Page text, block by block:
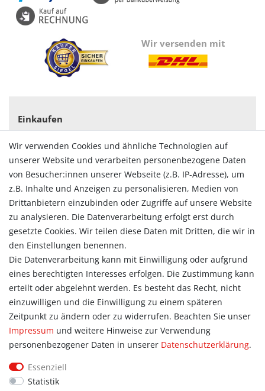
Wir versenden mit
Einkaufen
Versandarten & -kosten
Widerrufsrecht
Vertrag widerrufen
Konto
Login
Registrieren
Warenkorb
Zur Kasse
Allgemein
Kontakt
Datenschutzerklärung
AGB
Impressum
Informationen für Vereine
Informationen zur Beflockung
Wir verwenden Cookies und ähnliche Technologien auf
unserer Website und verarbeiten personenbezogene Daten
von Besucher:innen unserer Webseite (z.B. IP-Adresse), um
z.B. Inhalte und Anzeigen zu personalisieren, Medien von
Drittanbietern einzubinden oder Zugriffe auf unsere Website
zu analysieren. Die Datenverarbeitung erfolgt erst durch
gesetzte Cookies. Wir teilen diese Daten mit Dritten, die wir in
den Einstellungen benennen.
Die Datenverarbeitung kann mit Einwilligung oder aufgrund
eines berechtigten Interesses erfolgen. Die Zustimmung kann
erteilt oder abgelehnt werden. Es besteht das Recht, nicht
einzuwilligen und die Einwilligung zu einem späteren
Zeitpunkt zu ändern oder zu widerrufen. Beachten Sie unser
Impressum und weitere Hinweise zur Verwendung
personenbezogener Daten in unserer Daten­schutz­erklärung.
Essenziell
Statistik